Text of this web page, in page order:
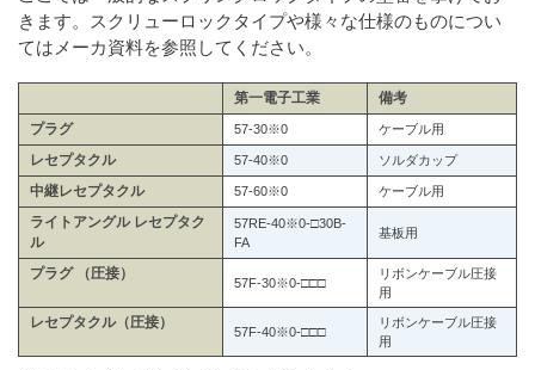
きます。スクリューロックタイプや様々な仕様のものについ
てはメーカ資料を参照してください。
第一電子工業 備考
プラグ 57-30※0 ケーブル用
レセプタクル 57-40※0 ソルダカップ
中継レセプタクル 57-60※0 ケーブル用
ライトアングル レセプタク
ル
57RE-40※0-□30B-
FA
基板用
プラグ （圧接）
57F-30※0-□□□
リボンケーブル圧接
用
レセプタクル（圧接）
57F-40※0-□□□
リボンケーブル圧接
用